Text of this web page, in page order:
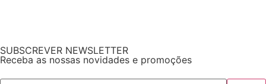
SUBSCREVER NEWSLETTER
Receba as nossas novidades e promoções